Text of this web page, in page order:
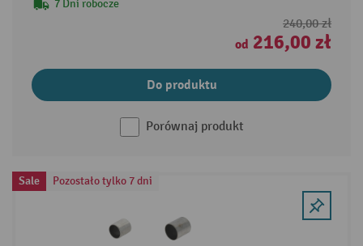
7 Dni robocze
240,00 zł
od 216,00 zł
Do produktu
Porównaj produkt
Sale Pozostało tylko 7 dni